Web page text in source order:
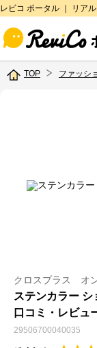
レビコ ポータル ｜ リア
TOP ファッシ
クロスプラス オ
ステンカラー
口コミ・レビュ
29506700040035